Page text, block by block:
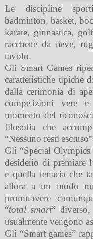
Le discipline
badminton, basket,
karate, ginnastica,
racchette da neve,
tavolo.
Gli Smart Games
caratteristiche tipiche
dalla cerimonia di
competizioni vere
momento del
filosofia che
“Nessuno resti
Gli “Special Olympics
desiderio di premiare
e quella tenacia che
allora a un modo
promuovere
“total smart”
usualmente vengono
Gli “Smart games”